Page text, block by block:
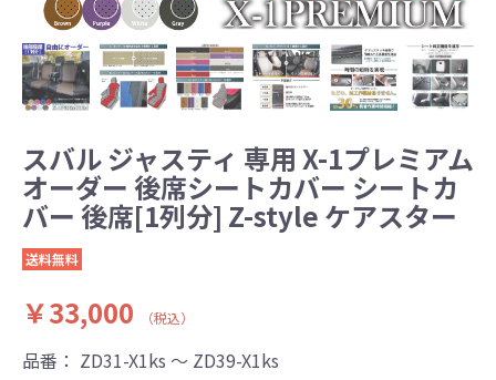
スバル ジャスティ 専用 X-1プレミアム
オーダー 後席シートカバー シートカ
バー 後席[1列分] Z-style ケアスター
送料無料
￥33,000 （税込）
品番： ZD31-X1ks ～ ZD39-X1ks